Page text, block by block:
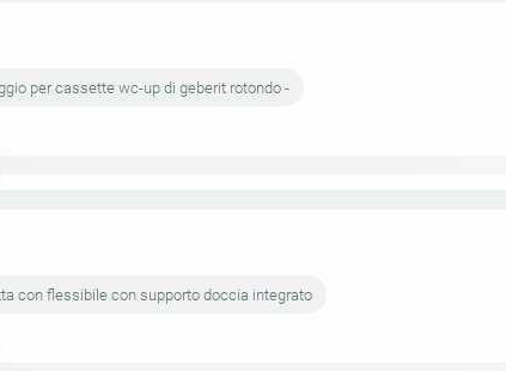
per cassette wc-up di geberit rotondo -
con flessibile con supporto doccia integrato